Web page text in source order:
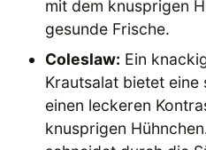
mit dem knusprigen
gesunde Frische.
Coleslaw: Ein
Krautsalat bietet eine
einen leckeren
knusprigen